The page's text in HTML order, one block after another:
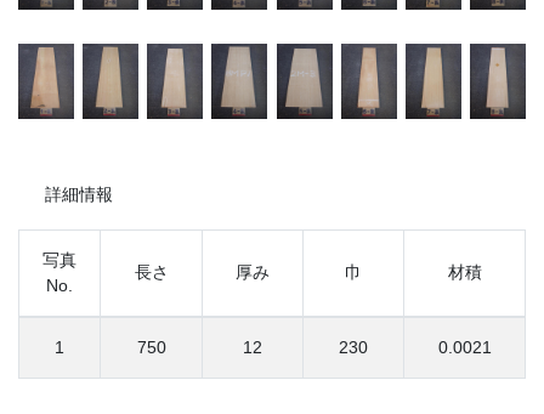
詳細情報
写真
No.
長さ 厚み 巾 材積
1 750 12 230 0.0021